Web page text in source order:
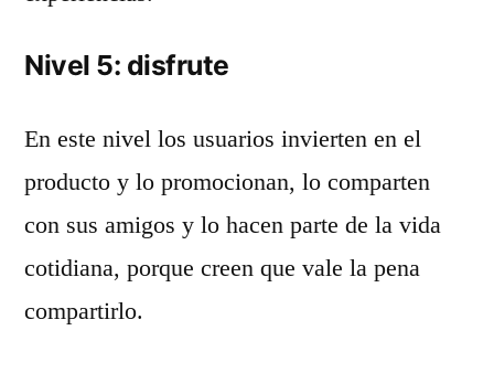
Nivel 5: disfrute
En este nivel los usuarios invierten en el
producto y lo promocionan, lo comparten
con sus amigos y lo hacen parte de la vida
cotidiana, porque creen que vale la pena
compartirlo.